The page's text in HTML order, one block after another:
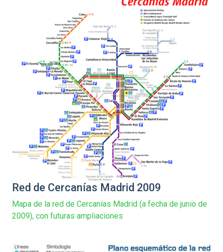
Red de Cercanías Madrid 2009
Mapa de la red de Cercanías Madrid (a fecha de junio de
2009), con futuras ampliaciones